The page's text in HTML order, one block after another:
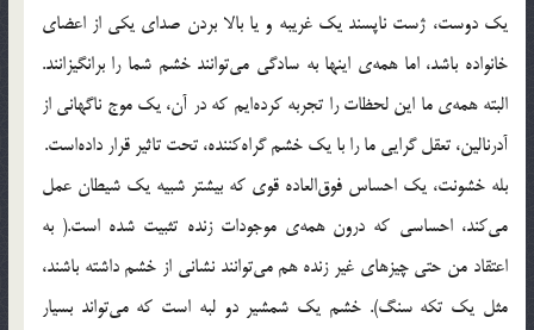
یک دوست، ژست ناپسند یک غریبه و یا بالا بردن صدای یکی از اعضای
خانواده باشد، اما همه‌ی اینها به سادگی می‌توانند خشم شما را برانگیزانند.
البته همه‌ی ما این لحظات را تجربه کرده‌ایم که در آن، یک موج ناگهانی از
آدرنالین، تعقل گرایی ما را با یک خشم گراه‌کننده، تحت تاثیر قرار داده‌است.
بله خشونت، یک احساس فوق‌العاده قوی که بیشتر شبیه یک شیطان عمل
می‌کند، احساسی که درون همه‌ی موجودات زنده تثبیت شده است.( به
اعتقاد من حتی چیزهای غیر زنده هم می‌توانند نشانی از خشم داشته باشند،
مثل یک تکه سنگ). خشم یک شمشیر دو لبه است که می‌تواند بسیار